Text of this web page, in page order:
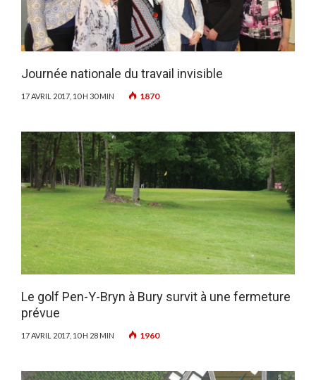
Journée nationale du travail invisible
17 AVRIL 2017, 10 H 30 MIN 1870
Le golf Pen-Y-Bryn à Bury survit à une fermeture
prévue
17 AVRIL 2017, 10 H 28 MIN 1960